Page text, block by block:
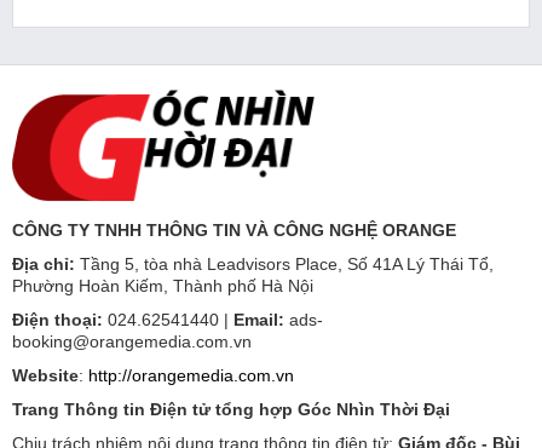
CÔNG TY TNHH THÔNG TIN VÀ CÔNG NGHỆ ORANGE
Địa chỉ: Tầng 5, tòa nhà Leadvisors Place, Số 41A Lý Thái Tổ,
Phường Hoàn Kiếm, Thành phố Hà Nội
Điện thoại: 024.62541440 | Email: ads-
booking@orangemedia.com.vn
Website: http://orangemedia.com.vn
Trang Thông tin Điện tử tổng hợp Góc Nhìn Thời Đại
Chịu trách nhiệm nội dung trang thông tin điện tử: Giám đốc - Bùi